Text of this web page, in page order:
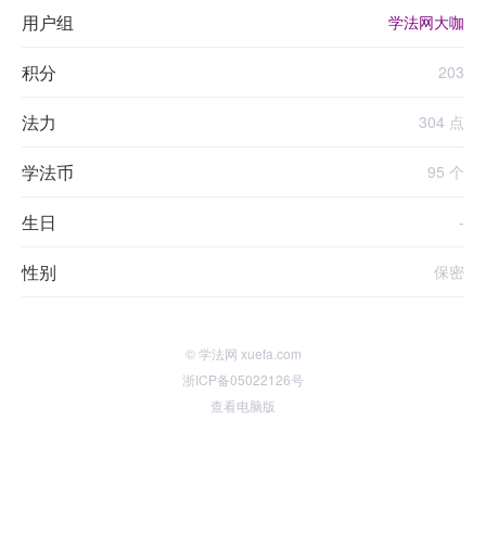
用户组
学法网大咖
积分 203
法力 304 点
学法币 95 个
生日 -
性别 保密
© 学法网 xuefa.com
浙ICP备05022126号
查看电脑版